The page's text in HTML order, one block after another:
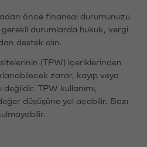
önce finansal durumunuzu
durumlarda hukuk, vergi
destek alın.
(TPW) içeriklerinden
zarar, kayıp veya
TPW kullanımı,
düşüşüne yol açabilir. Bazı